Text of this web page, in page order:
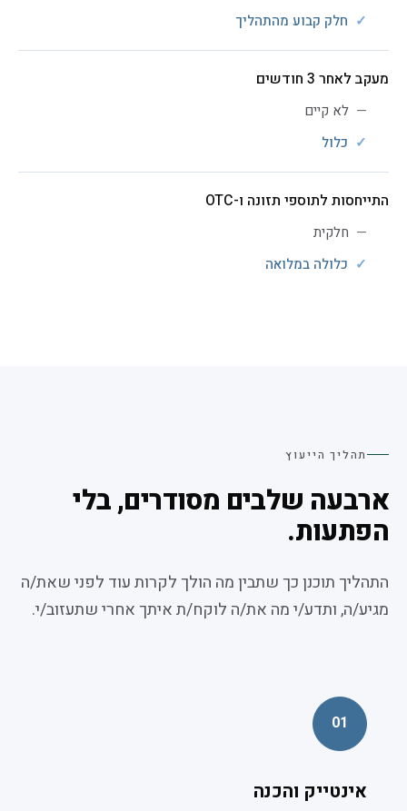
חלק קבוע מהתהליך
מעקב לאחר 3 חודשים
לא קיים
כלול
התייחסות לתוספי תזונה ו-OTC
חלקית
כלולה במלואה
תהליך הייעוץ
ארבעה שלבים מסודרים, בלי
הפתעות.
התהליך תוכנן כך שתבין מה הולך לקרות עוד לפני שאת/ה
מגיע/ה, ותדע/י מה את/ה לוקח/ת איתך אחרי שתעזוב/י.
01
אינטייק והכנה